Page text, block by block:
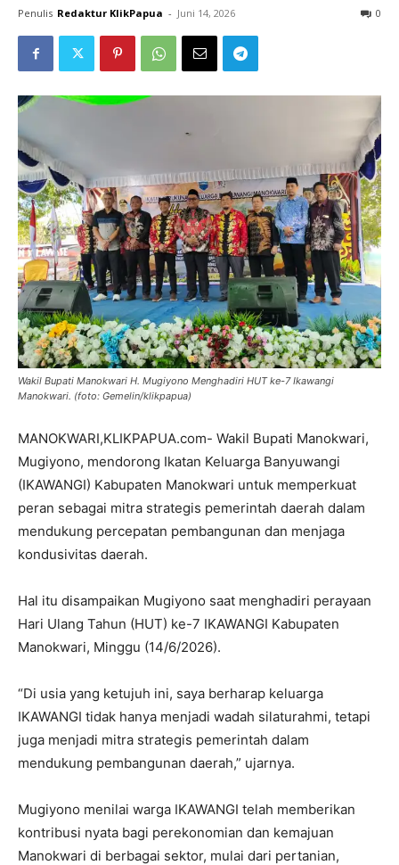
Penulis Redaktur KlikPapua - Juni 14, 2026 0
Wakil Bupati Manokwari H. Mugiyono Menghadiri HUT ke-7 Ikawangi
Manokwari. (foto: Gemelin/klikpapua)
MANOKWARI,KLIKPAPUA.com- Wakil Bupati Manokwari,
Mugiyono, mendorong Ikatan Keluarga Banyuwangi
(IKAWANGI) Kabupaten Manokwari untuk memperkuat
peran sebagai mitra strategis pemerintah daerah dalam
mendukung percepatan pembangunan dan menjaga
kondusivitas daerah.
Hal itu disampaikan Mugiyono saat menghadiri perayaan
Hari Ulang Tahun (HUT) ke-7 IKAWANGI Kabupaten
Manokwari, Minggu (14/6/2026).
“Di usia yang ketujuh ini, saya berharap keluarga
IKAWANGI tidak hanya menjadi wadah silaturahmi, tetapi
juga menjadi mitra strategis pemerintah dalam
mendukung pembangunan daerah,” ujarnya.
Mugiyono menilai warga IKAWANGI telah memberikan
kontribusi nyata bagi perekonomian dan kemajuan
Manokwari di berbagai sektor, mulai dari pertanian,